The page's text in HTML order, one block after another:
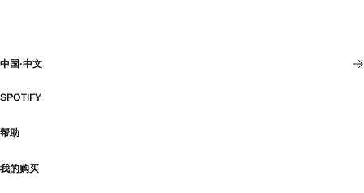
中国·中文
SPOTIFY
帮助
我的购买